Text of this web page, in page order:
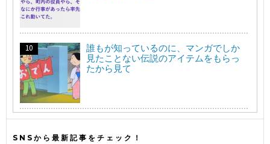
誰もが知っているのに、マンガでしか
見たことない伝説のアイテムをもらっ
たから見て
SNSから最新記事をチェック！